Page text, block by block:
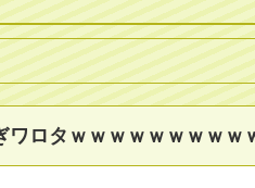
ロタｗｗｗｗｗｗｗｗｗ